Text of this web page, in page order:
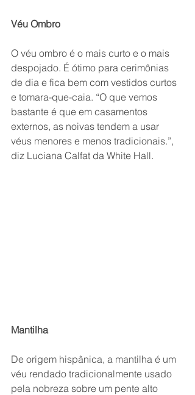
Véu Ombro
O véu ombro é o mais curto e o mais
despojado. É ótimo para cerimônias
de dia e fica bem com vestidos curtos
e tomara-que-caia. “O que vemos
bastante é que em casamentos
externos, as noivas tendem a usar
véus menores e menos tradicionais.”,
diz Luciana Calfat da White Hall.
Mantilha
De origem hispânica, a mantilha é um
véu rendado tradicionalmente usado
pela nobreza sobre um pente alto